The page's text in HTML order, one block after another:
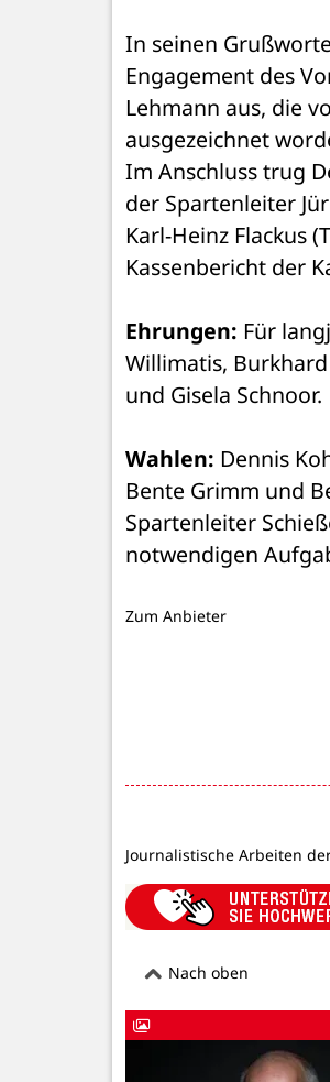
In seinen
Engagement des
Lehmann aus, die
ausgezeichnet
Im Anschluss trug
der Spartenleiter
Karl-Heinz Flackus
Kassenbericht der
Ehrungen: Für
Willimatis,
und Gisela Schnoor.
Wahlen: Dennis
Bente Grimm und
Spartenleiter
notwendigen
Zum Anbieter
Journalistische Arbeiten
Nach oben